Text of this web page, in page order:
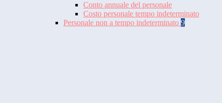
Conto annuale del personale
Costo personale tempo indeterminato
Personale non a tempo indeterminato 9